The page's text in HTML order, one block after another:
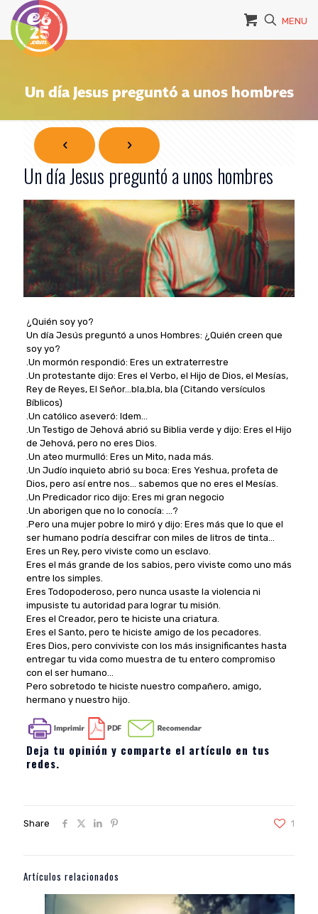
MENU
Un día Jesus preguntó a unos hombres
Un día Jesus preguntó a unos hombres
¿Quién soy yo?
Un día Jesús preguntó a unos Hombres: ¿Quién creen que
soy yo?
.Un mormón respondió: Eres un extraterrestre
.Un protestante dijo: Eres el Verbo, el Hijo de Dios, el Mesías,
Rey de Reyes, El Señor…bla,bla, bla (Citando versículos
Bíblicos)
.Un católico aseveró: Idem…
.Un Testigo de Jehová abrió su Biblia verde y dijo: Eres el Hijo
de Jehová, pero no eres Dios.
.Un ateo murmulló: Eres un Mito, nada más.
.Un Judío inquieto abrió su boca: Eres Yeshua, profeta de
Dios, pero así entre nos… sabemos que no eres el Mesías.
.Un Predicador rico dijo: Eres mi gran negocio
.Un aborigen que no lo conocía: …?
.Pero una mujer pobre lo miró y dijo: Eres más que lo que el
ser humano podría descifrar con miles de litros de tinta…
Eres un Rey, pero viviste como un esclavo.
Eres el más grande de los sabios, pero viviste como uno más
entre los simples.
Eres Todopoderoso, pero nunca usaste la violencia ni
impusiste tu autoridad para lograr tu misión.
Eres el Creador, pero te hiciste una criatura.
Eres el Santo, pero te hiciste amigo de los pecadores.
Eres Dios, pero conviviste con los más insignificantes hasta
entregar tu vida como muestra de tu entero compromiso
con el ser humano…
Pero sobretodo te hiciste nuestro compañero, amigo,
hermano y nuestro hijo.
Deja tu opinión y comparte el artículo en tus
redes.
Share 1
Artículos relacionados